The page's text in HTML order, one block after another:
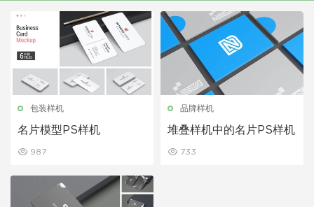
包装样机
名片模型PS样机
987
品牌样机
堆叠样机中的名片PS样机
733